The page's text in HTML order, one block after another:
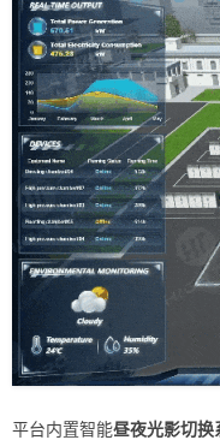
平台内置智能昼夜光影切换